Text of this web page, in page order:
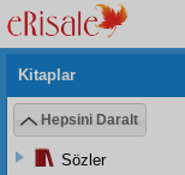
Kitaplar
Hepsini Daralt
Sözler